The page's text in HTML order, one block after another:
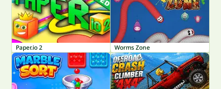
Paper.io 2 Worms Zone